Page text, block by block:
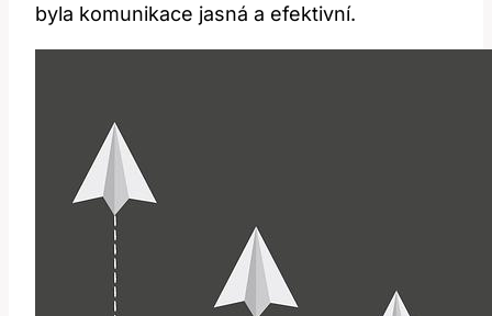
byla komunikace jasná a efektivní.